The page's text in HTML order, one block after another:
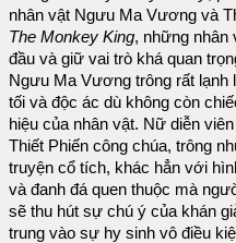
nhân vật Ngưu Ma Vương và
The Monkey King, những nhân
đầu và giữ vai trò khá quan
Ngưu Ma Vương trông rất lạnh
tối và độc ác dù không còn
hiệu của nhân vật. Nữ diễn
Thiết Phiến công chúa, trông
truyện cổ tích, khác hẳn với
và đanh đá quen thuộc mà
sẽ thu hút sự chú ý của khán
trung vào sự hy sinh vô điều